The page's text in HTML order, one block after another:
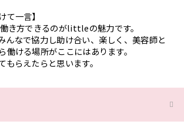
て一言】
き方できるのがlittleの魅力です。
んなで協力し助け合い、楽しく、美容師と
働ける場所がここにはあります。
もらえたらと思います。